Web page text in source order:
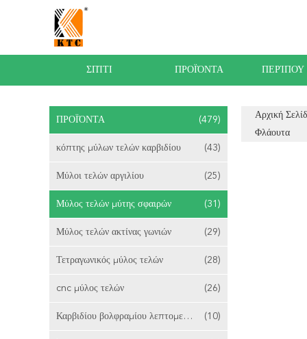
ΣΠΊΤΙ ΠΡΟΪΌΝΤΑ ΠΕΡΊΠΟΥ
ΠΡΟΪΌΝΤΑ (479)
κόπτης μύλων τελών καρβιδίου (43)
Μύλοι τελών αργιλίου (25)
Μύλος τελών μύτης σφαιρών (31)
Μύλος τελών ακτίνας γωνιών (29)
Τετραγωνικός μύλος τελών (28)
cnc μύλος τελών (26)
Καρβιδίου βολφραμίου λεπτομερειών Bits (10)
Αρχική
Φλάουτα